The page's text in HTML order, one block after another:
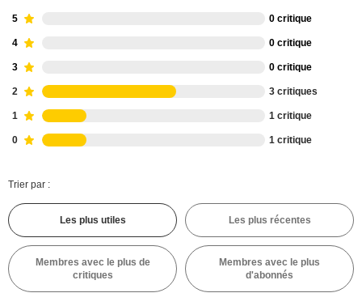
5 0 critique
4 0 critique
3 0 critique
2 3 critiques
1 1 critique
0 1 critique
Trier par :
Les plus utiles Les plus récentes
Membres avec le plus de
critiques
Membres avec le plus
d'abonnés